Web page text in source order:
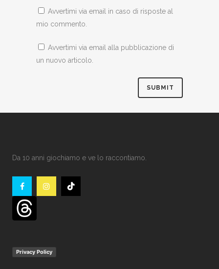
Avvertimi via email in caso di risposte al
mio commento.
Avvertimi via email alla pubblicazione di
un nuovo articolo.
Da 10 anni giochiamo e ve lo raccontiamo.
Privacy Policy